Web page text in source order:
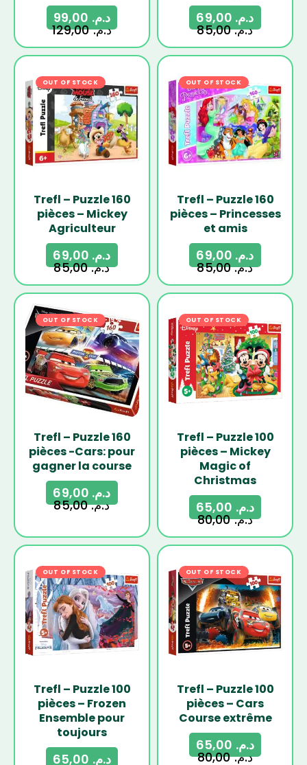
د.م.129,00
د.م.
د.م.85,00
د.م.
OUT OF STOCK -19%
Trefl – Puzzle 160
pièces – Mickey
Agriculteur
د.م.85,00
د.م.
OUT OF STOCK -19%
Trefl – Puzzle 160
pièces – Princesses
et amis
د.م.85,00
د.م.
OUT OF STOCK -19%
Trefl – Puzzle 160
pièces -Cars: pour
gagner la course
د.م.85,00
د.م.
OUT OF STOCK -19%
Trefl – Puzzle 100
pièces – Mickey
Magic of
Christmas
د.م.80,00
د.م.
OUT OF STOCK -19%
Trefl – Puzzle 100
pièces – Frozen
Ensemble pour
toujours
د.م.
OUT OF STOCK -19%
Trefl – Puzzle 100
pièces – Cars
Course extrême
د.م.80,00
د.م.